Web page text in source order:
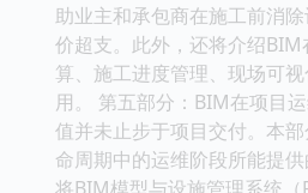
助业主和承包商在施工前消
价超支。此外，还将介绍
算、施工进度管理、现场可
用。 第五部分：BIM在项目
值并未止步于项目交付。本
命周期中的运维阶段所能提